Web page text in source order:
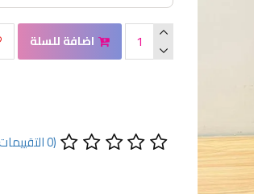
(0 التقييمات)
اضافة للسلة